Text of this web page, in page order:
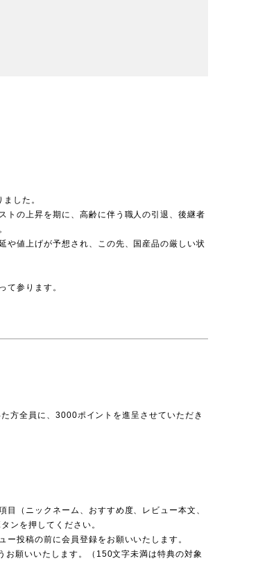
した。
トの上昇を期に、高齢に伴う職人の引退、後継者
や値上げが予想され、この先、国産品の厳しい状
て参ります。
方全員に、3000ポイントを進呈させていただき
（ニックネーム、おすすめ度、レビュー本文、
ンを押してください。
投稿の前に会員登録をお願いいたします。
願いいたします。（150文字未満は特典の対象